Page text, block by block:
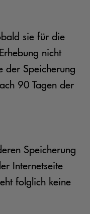
sie für die
nicht
der Speicherung
90 Tagen der
Speicherung
Internetseite
folglich keine